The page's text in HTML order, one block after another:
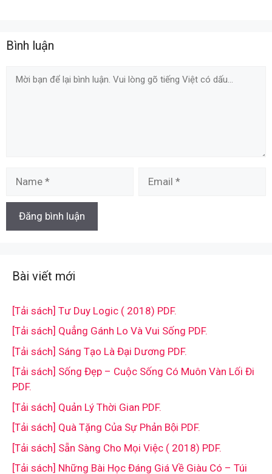
Bình luận
Comment
Bài viết mới
[Tải sách] Tư Duy Logic ( 2018) PDF.
[Tải sách] Quẳng Gánh Lo Và Vui Sống PDF.
[Tải sách] Sáng Tạo Là Đại Dương PDF.
[Tải sách] Sống Đẹp – Cuộc Sống Có Muôn Vàn Lối Đi
PDF.
[Tải sách] Quản Lý Thời Gian PDF.
[Tải sách] Quà Tặng Của Sự Phản Bội PDF.
[Tải sách] Sẵn Sàng Cho Mọi Việc ( 2018) PDF.
[Tải sách] Những Bài Học Đáng Giá Về Giàu Có – Túi